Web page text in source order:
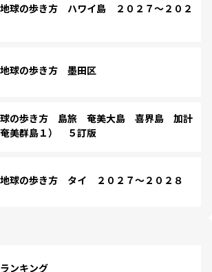
球の歩き方 ハワイ島 ２０２７～２０２
球の歩き方 墨田区
の歩き方 島旅 奄美大島 喜界島 加計
美群島１） ５訂版
球の歩き方 タイ ２０２７～２０２８
ンキング